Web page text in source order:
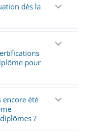
dès la
pour
encore été
?